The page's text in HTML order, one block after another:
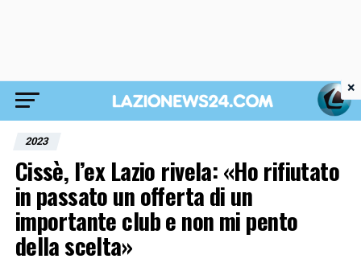
2023
Cissè, l’ex Lazio rivela: «Ho rifiutato
in passato un offerta di un
importante club e non mi pento
della scelta»
×